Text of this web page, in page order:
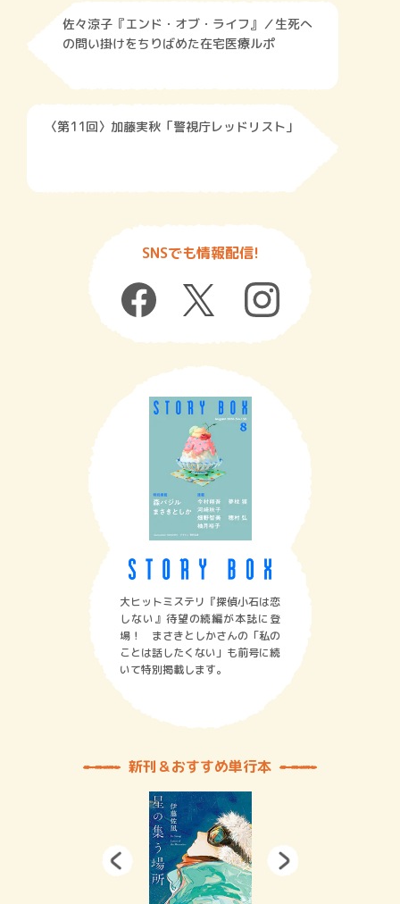
佐々涼子『エンド・オブ・ライフ』／生死へ
の問い掛けをちりばめた在宅医療ルポ
〈第11回〉加藤実秋「警視庁レッドリスト」
SNSでも情報配信!
大ヒットミステリ『探偵小石は恋
しない』待望の続編が本誌に登
場！ まさきとしかさんの「私の
ことは話したくない」も前号に続
いて特別掲載します。
新刊＆おすすめ単行本